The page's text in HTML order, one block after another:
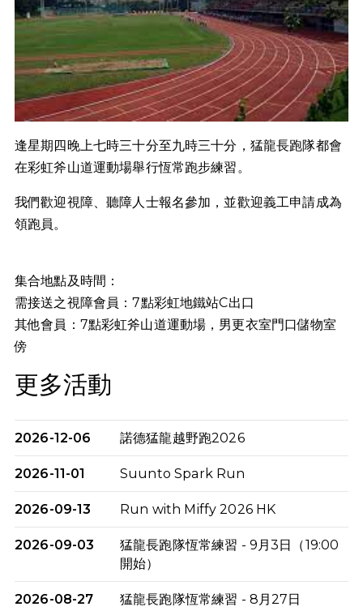
逢星期四晚上七時三十分至九時三十分，猛龍長跑隊都會
在彩虹斧山道運動場舉行恆常跑步練習。
我們歡迎視障、聽障人士報名參加，並歡迎義工申請成為
領跑員。
集合地點及時間：
需接送之視障會員：7點彩虹地鐵站C出口
其他會員：7點彩虹斧山道運動場，男更衣室門口儲物室
傍
更多活動
2026-12-06 諾德猛龍越野跑2026
2026-11-01 Suunto Spark Run
2026-09-13 Run with Miffy 2026 HK
2026-09-03
猛龍長跑隊恆常練習 - 9月3日（19:00
開始）
2026-08-27
猛龍長跑隊恆常練習 - 8月27日